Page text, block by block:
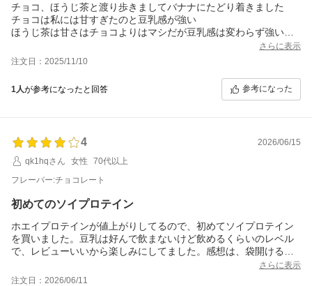
チョコ、ほうじ茶と渡り歩きましてバナナにたどり着きました
チョコは私には甘すぎたのと豆乳感が強い
ほうじ茶は甘さはチョコよりはマシだが豆乳感は変わらず強い
ソイプロテインを選んでいるくせに豆乳感が苦手なので、今度は
バナナを買ってみました
ただ少し粉っぽいかな？そこは水の量で調整できるかも。
変えてみて正解でした!
さらに表示
注文日：2025/11/10
1人が参考になったと回答 参考になった
4
2026/06/15
qk1hqさん
女性
70代以上
フレーバー:チョコレート
初めてのソイプロテイン
ホエイプロテインが値上がりしてるので、初めてソイプロテイン
を買いました。豆乳は好んで飲まないけど飲めるくらいのレベル
で、レビューいいから楽しみにしてました。感想は、袋開けると
粉舞う→水ですぐ溶ける→匂いは大豆強め→味は甘めでいける。
でもちゃんと溶けてるけど粉っぽく口の中でドロっとする。弱め
さらに表示
注文日：2026/06/11